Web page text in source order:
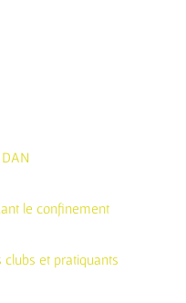
le confinement
clubs et pratiquants